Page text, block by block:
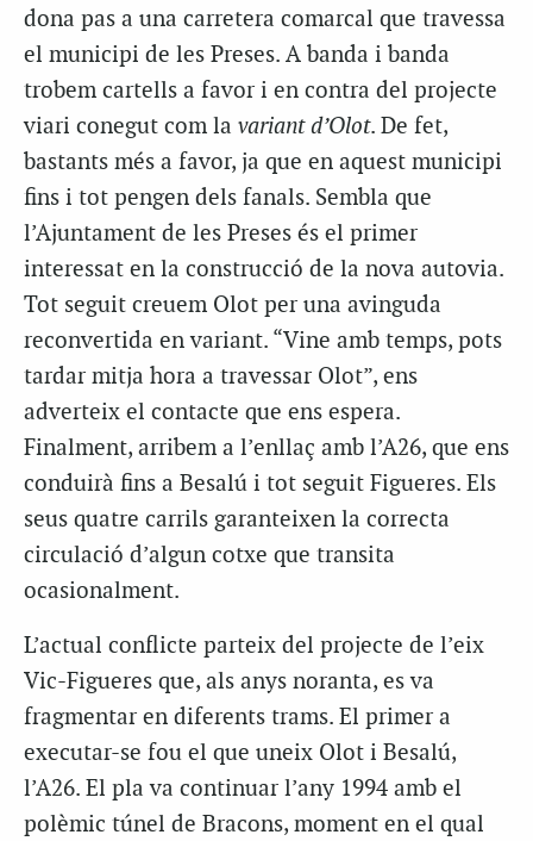
dona pas a una carretera comarcal que travessa
el municipi de les Preses. A banda i banda
trobem cartells a favor i en contra del projecte
viari conegut com la variant d’Olot. De fet,
bastants més a favor, ja que en aquest municipi
fins i tot pengen dels fanals. Sembla que
l’Ajuntament de les Preses és el primer
interessat en la construcció de la nova autovia.
Tot seguit creuem Olot per una avinguda
reconvertida en variant. “Vine amb temps, pots
tardar mitja hora a travessar Olot”, ens
adverteix el contacte que ens espera.
Finalment, arribem a l’enllaç amb l’A26, que ens
conduirà fins a Besalú i tot seguit Figueres. Els
seus quatre carrils garanteixen la correcta
circulació d’algun cotxe que transita
ocasionalment.
L’actual conflicte parteix del projecte de l’eix
Vic-Figueres que, als anys noranta, es va
fragmentar en diferents trams. El primer a
executar-se fou el que uneix Olot i Besalú,
l’A26. El pla va continuar l’any 1994 amb el
polèmic túnel de Bracons, moment en el qual